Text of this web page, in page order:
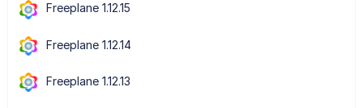
Freeplane 1.12.15
Freeplane 1.12.14
Freeplane 1.12.13